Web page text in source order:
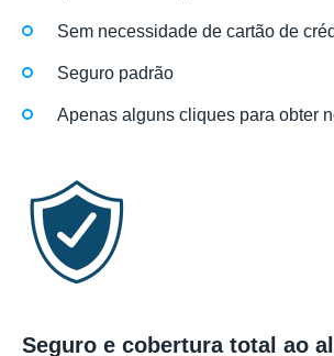
Sem necessidade de cartão de
Seguro padrão
Apenas alguns cliques para obter
Seguro e cobertura total ao